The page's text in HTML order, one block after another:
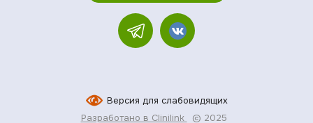
Версия для слабовидящих
Разработано в Clinilink
© 2025